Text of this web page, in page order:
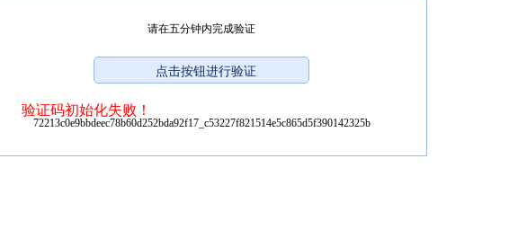
请在五分钟内完成验证
验证码初始化失败！
72213c0e9bbdeec78b60d252bda92f17_c53227f821514e5c865d5f390142325b